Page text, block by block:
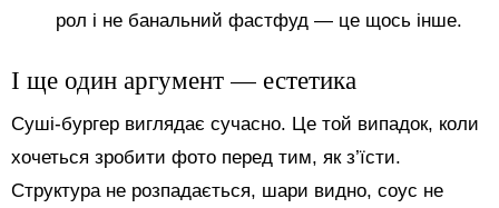
рол і не банальний фастфуд — це щось інше.
І ще один аргумент — естетика
Суші-бургер виглядає сучасно. Це той випадок, коли
хочеться зробити фото перед тим, як з’їсти.
Структура не розпадається, шари видно, соус не